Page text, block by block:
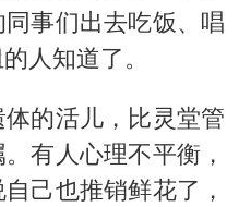
事们出去吃饭、唱
人知道了。
的活儿，比灵堂管
有人心理不平衡，
己也推销鲜花了，